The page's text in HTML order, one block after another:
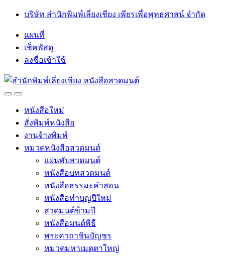
Skip
navigation
Skip
บริษัท สำนักพิมพ์เลี่ยงเชียง เพียรเพื่อพุทธศาสน์ จำกัด
แผนที่
เช็คพัสดุ
ลงชื่อเข้าใช้
OpenClose
หนังสือใหม่
สั่งพิมพ์หนังสือ
งานจ้างพิมพ์
หมวดหนังสือสวดมนต์
แผ่นพับสวดมนต์
หนังสือบทสวดมนต์
หนังสือธรรมะคำสอน
หนังสือทำบุญปีใหม่
สวดมนต์ข้ามปี
หนังสือมนต์พิธี
พระคาถาชินบัญชร
หมวดมหาเมตตาใหญ่